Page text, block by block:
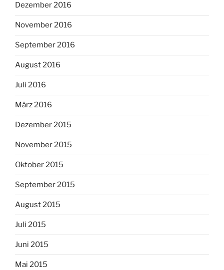
Dezember 2016
November 2016
September 2016
August 2016
Juli 2016
März 2016
Dezember 2015
November 2015
Oktober 2015
September 2015
August 2015
Juli 2015
Juni 2015
Mai 2015